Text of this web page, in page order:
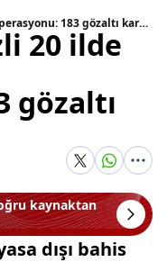
Antalya merkezli 20 ilde yasa dışı bahis operasyonu: 183 gözaltı kararı
20 ilde
gözaltı
kaynaktan
dışı bahis